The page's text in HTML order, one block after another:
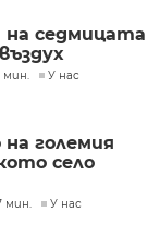
на седмицата
мин. У нас
големия
село
мин. У нас